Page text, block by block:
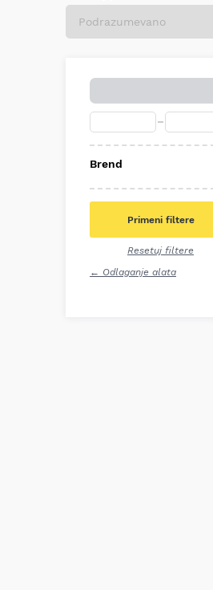
Brend
Bahco
Bosch
DeWALT
Irimo
Makita
Primeni filtere
Resetuj filtere
← Odlaganje alata